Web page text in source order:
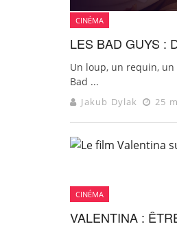
CINÉMA
LES BAD GUYS :
Un loup, un requin,
Bad ...
Jakub Dylak 25
CINÉMA
VALENTINA :